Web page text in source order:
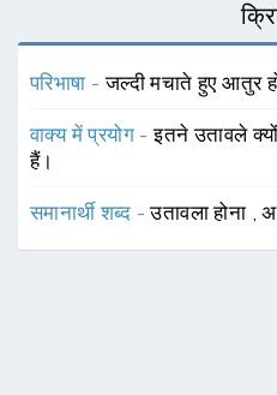
परिभाषा -जल्दी मचाते हुए आतुर
वाक्य में प्रयोग -इतने उतावले
हैं।
समानार्थी शब्द -उतावला होना ,